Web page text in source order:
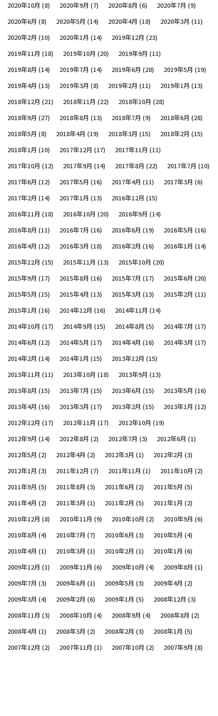
2020年10月 (8) 2020年9月 (7) 2020年8月 (6) 2020年7月 (9)
2020年6月 (8) 2020年5月 (14) 2020年4月 (18) 2020年3月 (11)
2020年2月 (10) 2020年1月 (14) 2019年12月 (23)
2019年11月 (18) 2019年10月 (20) 2019年9月 (11)
2019年8月 (14) 2019年7月 (14) 2019年6月 (28) 2019年5月 (19)
2019年4月 (13) 2019年3月 (8) 2019年2月 (11) 2019年1月 (13)
2018年12月 (21) 2018年11月 (22) 2018年10月 (28)
2018年9月 (27) 2018年8月 (13) 2018年7月 (9) 2018年6月 (28)
2018年5月 (8) 2018年4月 (19) 2018年3月 (15) 2018年2月 (15)
2018年1月 (10) 2017年12月 (17) 2017年11月 (11)
2017年10月 (12) 2017年9月 (14) 2017年8月 (22) 2017年7月 (10)
2017年6月 (12) 2017年5月 (16) 2017年4月 (11) 2017年3月 (6)
2017年2月 (14) 2017年1月 (13) 2016年12月 (15)
2016年11月 (18) 2016年10月 (20) 2016年9月 (14)
2016年8月 (11) 2016年7月 (16) 2016年6月 (19) 2016年5月 (16)
2016年4月 (12) 2016年3月 (18) 2016年2月 (16) 2016年1月 (14)
2015年12月 (15) 2015年11月 (13) 2015年10月 (20)
2015年9月 (17) 2015年8月 (16) 2015年7月 (17) 2015年6月 (20)
2015年5月 (15) 2015年4月 (13) 2015年3月 (13) 2015年2月 (11)
2015年1月 (16) 2014年12月 (16) 2014年11月 (14)
2014年10月 (17) 2014年9月 (15) 2014年8月 (5) 2014年7月 (17)
2014年6月 (12) 2014年5月 (17) 2014年4月 (16) 2014年3月 (17)
2014年2月 (14) 2014年1月 (15) 2013年12月 (15)
2013年11月 (11) 2013年10月 (18) 2013年9月 (13)
2013年8月 (15) 2013年7月 (15) 2013年6月 (15) 2013年5月 (16)
2013年4月 (16) 2013年3月 (17) 2013年2月 (15) 2013年1月 (12)
2012年12月 (17) 2012年11月 (17) 2012年10月 (19)
2012年9月 (14) 2012年8月 (2) 2012年7月 (3) 2012年6月 (1)
2012年5月 (2) 2012年4月 (2) 2012年3月 (1) 2012年2月 (3)
2012年1月 (3) 2011年12月 (7) 2011年11月 (1) 2011年10月 (2)
2011年9月 (5) 2011年8月 (3) 2011年6月 (2) 2011年5月 (5)
2011年4月 (2) 2011年3月 (1) 2011年2月 (5) 2011年1月 (2)
2010年12月 (8) 2010年11月 (9) 2010年10月 (2) 2010年9月 (6)
2010年8月 (4) 2010年7月 (7) 2010年6月 (3) 2010年5月 (4)
2010年4月 (1) 2010年3月 (1) 2010年2月 (1) 2010年1月 (6)
2009年12月 (1) 2009年11月 (6) 2009年10月 (4) 2009年8月 (1)
2009年7月 (3) 2009年6月 (1) 2009年5月 (3) 2009年4月 (2)
2009年3月 (4) 2009年2月 (6) 2009年1月 (5) 2008年12月 (3)
2008年11月 (3) 2008年10月 (4) 2008年9月 (4) 2008年8月 (2)
2008年4月 (1) 2008年3月 (2) 2008年2月 (3) 2008年1月 (5)
2007年12月 (2) 2007年11月 (1) 2007年10月 (2) 2007年9月 (8)